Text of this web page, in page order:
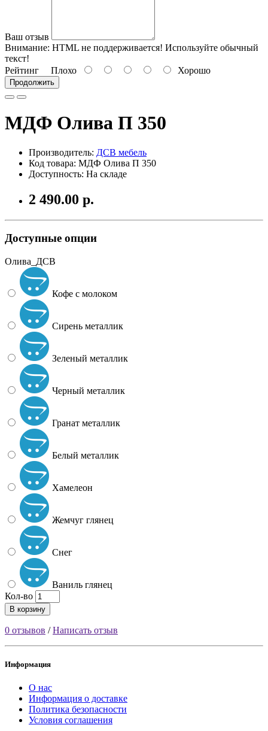
Ваш отзыв
Внимание: HTML не поддерживается! Используйте обычный
текст!
Рейтинг Плохо Хорошо
Продолжить
МДФ Олива П 350
Производитель: ДСВ мебель
Код товара: МДФ Олива П 350
Доступность: На складе
2 490.00 р.
Доступные опции
Олива_ДСВ
Кофе с молоком
Сирень металлик
Зеленый металлик
Черный металлик
Гранат металлик
Белый металлик
Хамелеон
Жемчуг глянец
Снег
Ваниль глянец
Кол-во
В корзину
0 отзывов /Написать отзыв
Информация
О нас
Информация о доставке
Политика безопасности
Условия соглашения